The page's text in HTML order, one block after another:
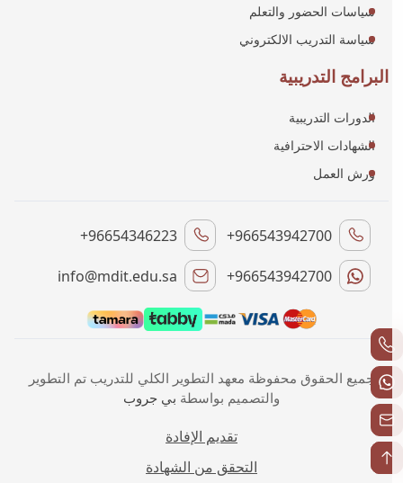
سياسات الحضور والتعلم
سياسة التدريب الالكتروني
البرامج التدريبية
الدورات التدريبية
الشهادات الاحترافية
ورش العمل
+966543942700
+96654346223
+966543942700
info@mdit.edu.sa
جميع الحقوق محفوظة معهد التطوير الكلي للتدريب تم التطوير
والتصميم بواسطة بي جروب
تقديم الإفادة
التحقق من الشهادة